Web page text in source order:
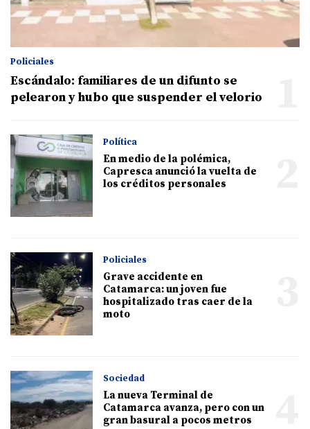
Policiales
Escándalo: familiares de un difunto se
pelearon y hubo que suspender el velorio
Política
En medio de la polémica,
Capresca anunció la vuelta de
los créditos personales
Policiales
Grave accidente en
Catamarca: un joven fue
hospitalizado tras caer de la
moto
Sociedad
La nueva Terminal de
Catamarca avanza, pero con un
gran basural a pocos metros